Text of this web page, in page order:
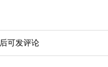
后可发评论